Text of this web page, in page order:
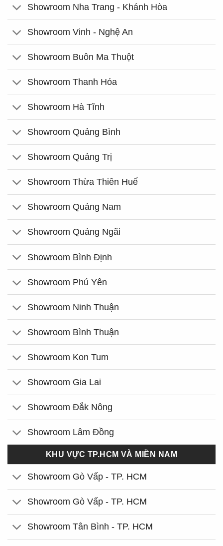
Showroom Nha Trang - Khánh Hòa
Showroom Vinh - Nghệ An
Showroom Buôn Ma Thuột
Showroom Thanh Hóa
Showroom Hà Tĩnh
Showroom Quảng Bình
Showroom Quảng Trị
Showroom Thừa Thiên Huế
Showroom Quảng Nam
Showroom Quảng Ngãi
Showroom Bình Định
Showroom Phú Yên
Showroom Ninh Thuận
Showroom Bình Thuận
Showroom Kon Tum
Showroom Gia Lai
Showroom Đắk Nông
Showroom Lâm Đồng
KHU VỰC TP.HCM VÀ MIỀN NAM
Showroom Gò Vấp - TP. HCM
Showroom Gò Vấp - TP. HCM
Showroom Tân Bình - TP. HCM